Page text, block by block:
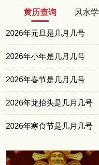
黄历查询 风水学
2026年元旦是几月几号
2026年小年是几月几号
2026年春节是几月几号
2026年龙抬头是几月几号
2026年寒食节是几月几号